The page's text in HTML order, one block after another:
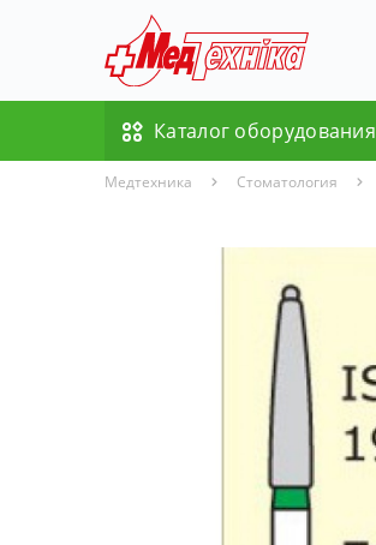
Каталог оборудования
Медтехника Стоматология